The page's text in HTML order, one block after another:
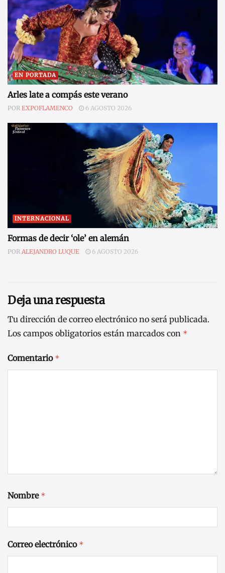
EN PORTADA
Arles late a compás este verano
POR EXPOFLAMENCO 6 AGOSTO 2026
INTERNACIONAL
Formas de decir ‘ole’ en alemán
POR ALEJANDRO LUQUE 6 AGOSTO 2026
Deja una respuesta
Tu dirección de correo electrónico no será publicada.
Los campos obligatorios están marcados con *
Comentario *
Nombre *
Correo electrónico *